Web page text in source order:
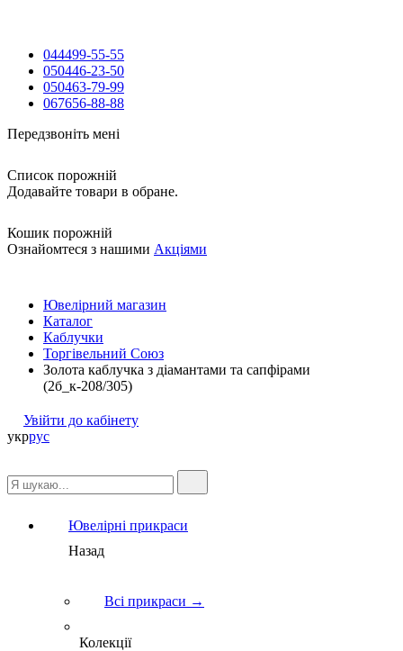
044499-55-55
050446-23-50
050463-79-99
067656-88-88
Передзвоніть мені
Список порожній
Додавайте товари в обране.
Кошик порожній
Ознайомтеся з нашими Акціями
Ювелірний магазин
Каталог
Каблучки
Торгівельний Союз
Золота каблучка з діамантами та сапфірами
(2б_к-208/305)
Увійти до кабінету
укррус
Ювелірні прикраси
Назад
Всі прикраси →
Колекції